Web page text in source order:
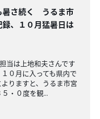
暑さ続く うるま市
、１０月猛暑日は
当は上地和夫さんです
０月に入っても県内で
りますと、うるま市宮
・０度を観...